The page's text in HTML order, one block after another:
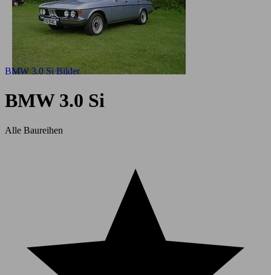
BMW 3.0 Si Bilder
BMW 3.0 Si
Alle Baureihen